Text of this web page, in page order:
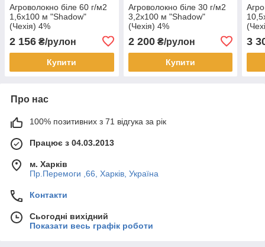
Агроволокно біле 60 г/м2
1,6х100 м "Shadow"
(Чехія) 4%
2 156 ₴/рулон
Купити
Агроволокно біле 30 г/м2
3,2х100 м "Shadow"
(Чехія) 4%
2 200₴/рулон
Купити
3
Про нас
100% позитивних з 71 відгука за рік
Працює з 04.03.2013
м. Харків
Пр.Перемоги ,66, Харків, Україна
Контакти
Сьогодні вихідний
Показати весь графік роботи